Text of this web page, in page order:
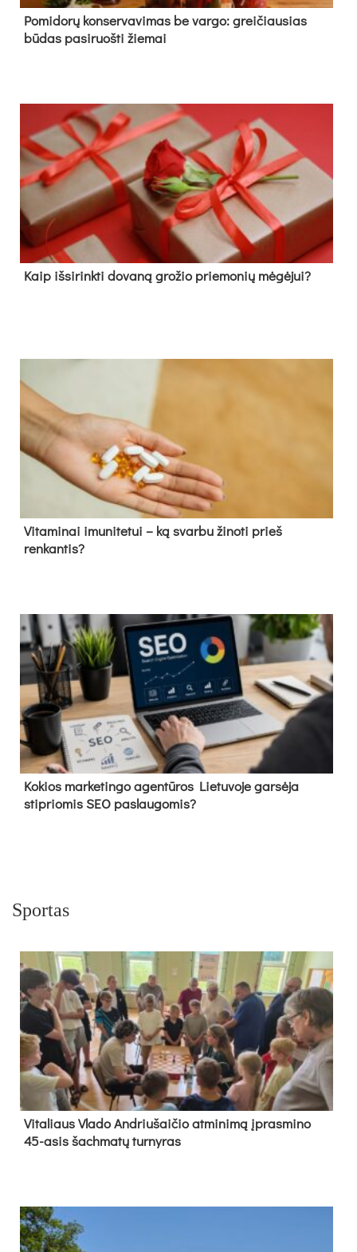
Pomidorų konservavimas be vargo: greičiausias
būdas pasiruošti žiemai
Kaip išsirinkti dovaną grožio priemonių mėgėjui?
Vitaminai imunitetui – ką svarbu žinoti prieš
renkantis?
Kokios marketingo agentūros Lietuvoje garsėja
stipriomis SEO paslaugomis?
Sportas
Vi­ta­liaus Vla­do And­riu­šai­čio at­mi­ni­mą įpras­mi­no
45-asis šach­ma­tų tur­ny­ras